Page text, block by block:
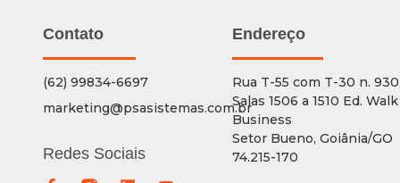
Endereço
Rua T-55 com T-30 n.
Salas 1506 a 1510 Ed. Walk
Business
Setor Bueno, Goiânia/GO
74.215-170
Contato
(62) 99834-6697
marketing@psasistemas.com.br
Redes Sociais